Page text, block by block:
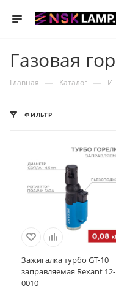
Газовая
Главная — Каталог —
ФИЛЬТР
Зажигалка турбо GT-10
заправляемая Rexant 12-
0010